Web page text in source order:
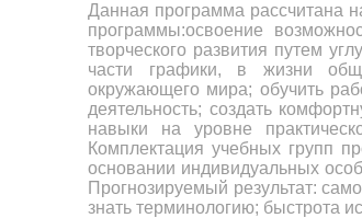
Данная программа рассчитана
программы:освоение
творческого развития путем
части графики, в жизни
окружающего мира; обучить
деятельность; создать
навыки на уровне
Комплектация учебных групп
основании индивидуальных
Прогнозируемый результат:
знать терминологию; быстрота